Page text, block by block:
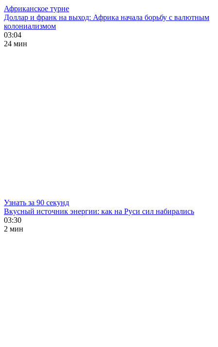
Африканское турне
Доллар и франк на выход: Африка начала борьбу с валютным
колониализмом
03:04
24 мин
Узнать за 90 секунд
Вкусный источник энергии: как на Руси сил набирались
03:30
2 мин